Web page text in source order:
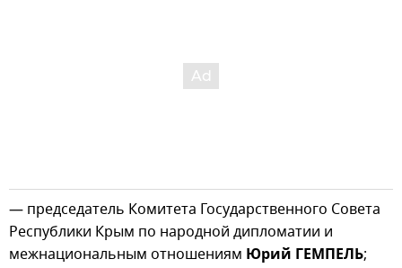
— председатель Комитета Государственного Совета
Республики Крым по народной дипломатии и
межнациональным отношениям Юрий ГЕМПЕЛЬ;